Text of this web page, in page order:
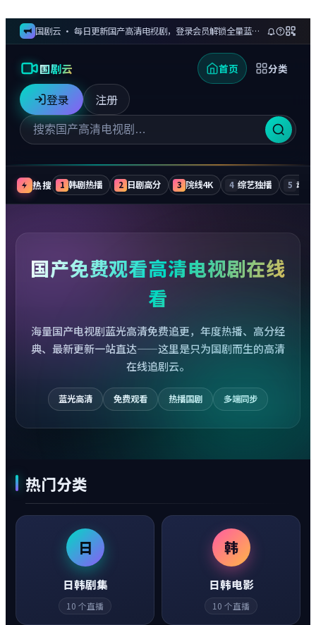
国剧云 · 每日更新国产高清电视剧，登录会员解锁全量蓝光剧集与无广告追更
国剧云 首页 分类
登录 注册
热搜 1 韩剧热播 2 日剧高分 3 院线4K 4 综艺独播 5 动漫
国产免费观看高清电视剧在线
看
海量国产电视剧蓝光高清免费追更，年度热播、高分经
典、最新更新一站直达——这里是只为国剧而生的高清
在线追剧云。
蓝光高清 免费观看 热播国剧 多端同步
热门分类
日
日韩剧集
10 个直播
韩
日韩电影
10 个直播